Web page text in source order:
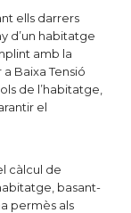
ells darrers
d’un habitatge
amb la
Baixa Tensió
de l’habitatge,
el
càlcul de
basant-
permès als